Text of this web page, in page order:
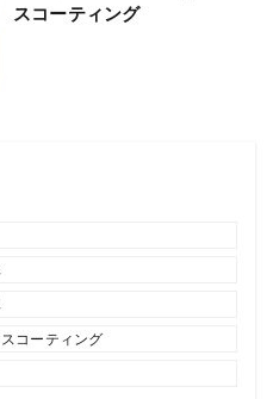
スコーティング
コーティング